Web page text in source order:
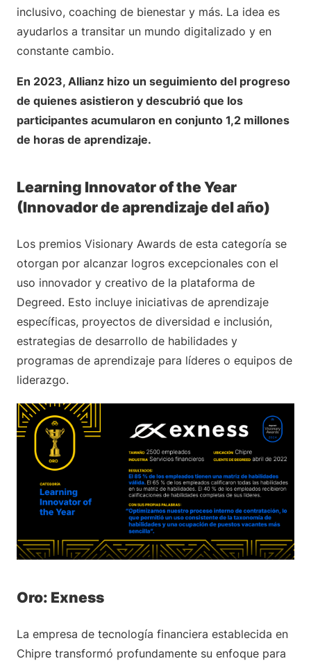
inclusivo, coaching de bienestar y más. La idea es
ayudarlos a transitar un mundo digitalizado y en
constante cambio.
En 2023, Allianz hizo un seguimiento del progreso
de quienes asistieron y descubrió que los
participantes acumularon en conjunto 1,2 millones
de horas de aprendizaje.
Learning Innovator of the Year
(Innovador de aprendizaje del año)
Los premios Visionary Awards de esta categoría se
otorgan por alcanzar logros excepcionales con el
uso innovador y creativo de la plataforma de
Degreed. Esto incluye iniciativas de aprendizaje
específicas, proyectos de diversidad e inclusión,
estrategias de desarrollo de habilidades y
programas de aprendizaje para líderes o equipos de
liderazgo.
Oro: Exness
La empresa de tecnología financiera establecida en
Chipre transformó profundamente su enfoque para